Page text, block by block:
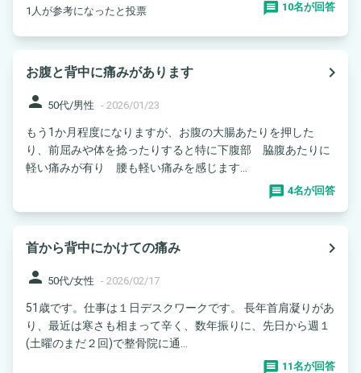
1人が参考になったと投票 10名が回答
お腹と背中に痛みがあります
navigate_next
person 50代/男性 - 2026/01/23
もう1か月程度になりますが、お腹の大腸あたりを押した
り、前屈みや体を捻ったりすると特に下腹部 脇腹あたりに
軽い痛みが有り 腰も軽い痛みを感じます...
4名が回答
首から背中にかけての痛み
navigate_next
person 50代/女性 - 2026/02/17
51歳です。仕事は１日デスクワークです。 長年首肩凝りがあ
り、最近は寒さも相まって辛く、数年振りに、先日から週１
(土曜のまだ２回)で整骨院に通...
11名が回答